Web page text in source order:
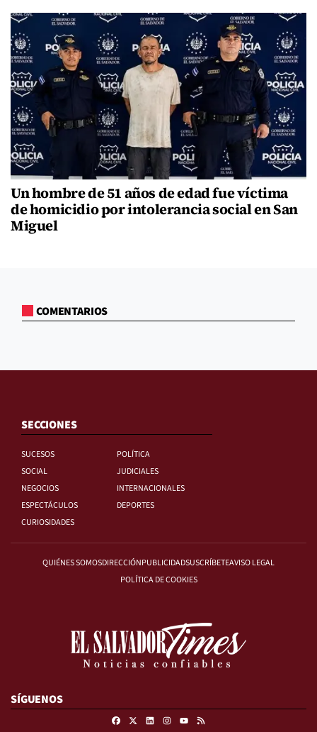
Un hombre de 51 años de edad fue víctima
de homicidio por intolerancia social en San
Miguel
COMENTARIOS
SECCIONES
SUCESOS
POLÍTICA
SOCIAL
JUDICIALES
NEGOCIOS
INTERNACIONALES
ESPECTÁCULOS
DEPORTES
CURIOSIDADES
QUIÉNES SOMOSDIRECCIÓNPUBLICIDADSUSCRÍBETEAVISO LEGAL
POLÍTICA DE COOKIES
SÍGUENOS
FacebookLinkedinInstagram